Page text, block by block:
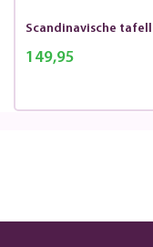
Scandinavische
149,95